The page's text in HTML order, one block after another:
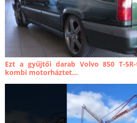
Ezt a gyűjtői darab Volvo 850 T-
kombi motorháztet...